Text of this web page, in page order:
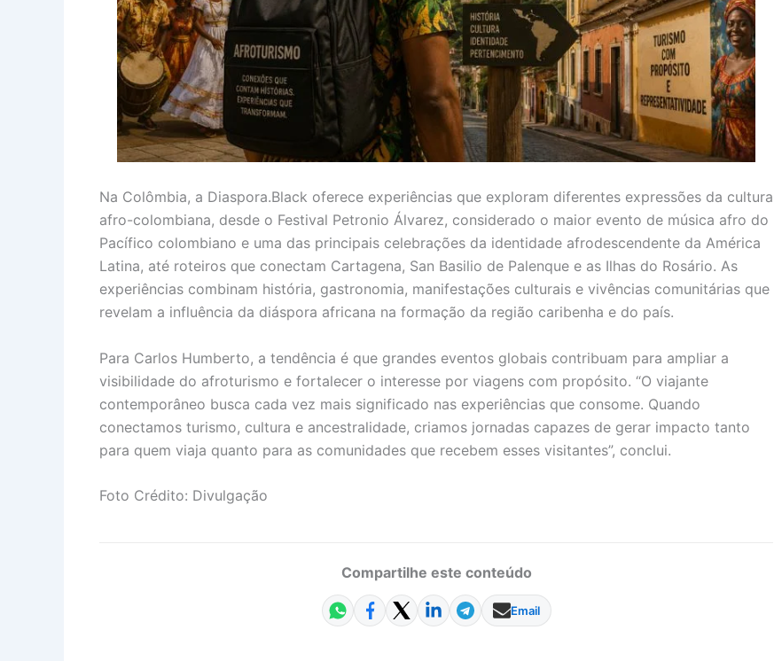
Na Colômbia, a Diaspora.Black oferece experiências que exploram diferentes expressões da cultura
afro-colombiana, desde o Festival Petronio Álvarez, considerado o maior evento de música afro do
Pacífico colombiano e uma das principais celebrações da identidade afrodescendente da América
Latina, até roteiros que conectam Cartagena, San Basilio de Palenque e as Ilhas do Rosário. As
experiências combinam história, gastronomia, manifestações culturais e vivências comunitárias que
revelam a influência da diáspora africana na formação da região caribenha e do país.
Para Carlos Humberto, a tendência é que grandes eventos globais contribuam para ampliar a
visibilidade do afroturismo e fortalecer o interesse por viagens com propósito. “O viajante
contemporâneo busca cada vez mais significado nas experiências que consome. Quando
conectamos turismo, cultura e ancestralidade, criamos jornadas capazes de gerar impacto tanto
para quem viaja quanto para as comunidades que recebem esses visitantes”, conclui.
Foto Crédito: Divulgação
Compartilhe este conteúdo
Email